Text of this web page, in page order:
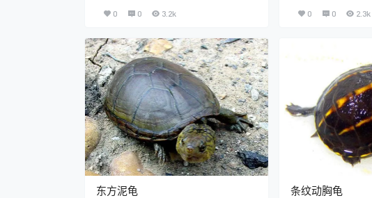
0 0 3.2k 0 0 2.3k
东方泥龟 条纹动胸龟